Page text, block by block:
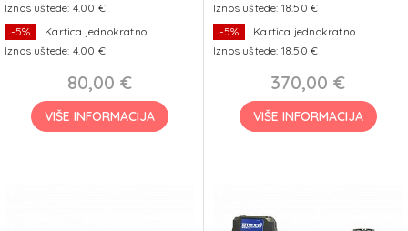
Iznos uštede: 4.00 €
-5%
Kartica jednokratno
Iznos uštede: 4.00 €
80,00 €
VIŠE INFORMACIJA
Iznos uštede: 18.50 €
-5%
Kartica jednokratno
Iznos uštede: 18.50 €
370,00 €
VIŠE INFORMACIJA